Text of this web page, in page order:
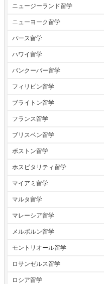
ニュージーランド留学
ニューヨーク留学
パース留学
ハワイ留学
バンクーバー留学
フィリピン留学
ブライトン留学
フランス留学
ブリスベン留学
ボストン留学
ホスピタリティ留学
マイアミ留学
マルタ留学
マレーシア留学
メルボルン留学
モントリオール留学
ロサンゼルス留学
ロシア留学